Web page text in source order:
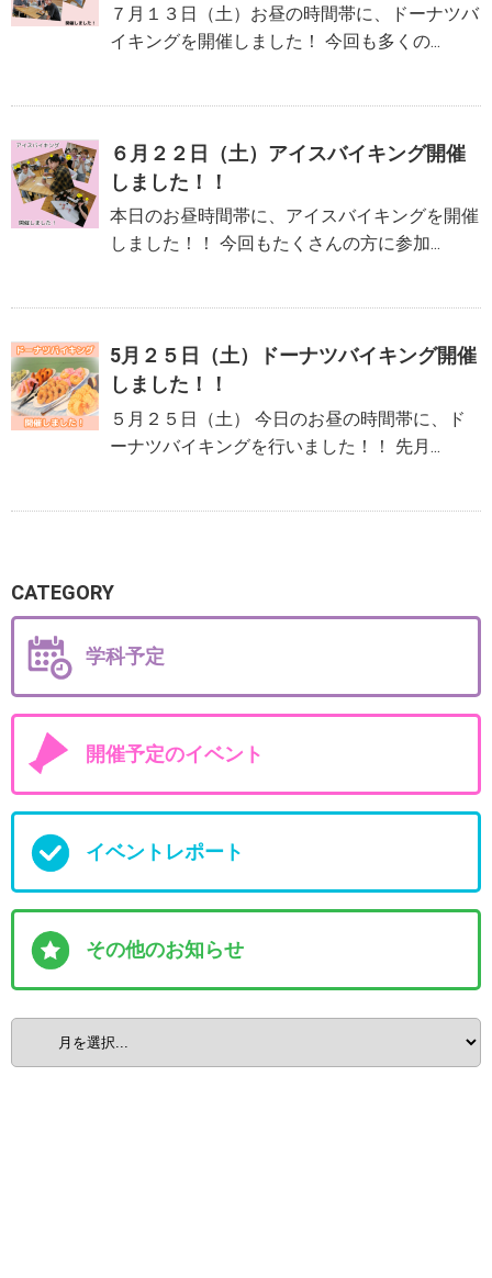
７月１３日（土）お昼の時間帯に、ドーナツバ
イキングを開催しました！ 今回も多くの...
６月２２日（土）アイスバイキング開催
しました！！
本日のお昼時間帯に、アイスバイキングを開催
しました！！ 今回もたくさんの方に参加...
5月２５日（土）ドーナツバイキング開催
しました！！
５月２５日（土） 今日のお昼の時間帯に、ド
ーナツバイキングを行いました！！ 先月...
CATEGORY
学科予定
開催予定のイベント
イベントレポート
その他のお知らせ